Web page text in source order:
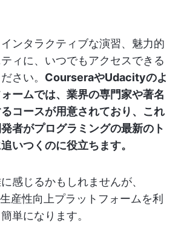
ンタラクティブな演習、魅力的
ィに、いつでもアクセスできる
さい。 CourseraやUdacityのよ
ームでは、業界の専門家や著名
コースが用意されており、これ
者がプログラミングの最新のト
いつくのに役立ちます。
感じるかもしれませんが、
産性向上プラットフォームを利
単になります。